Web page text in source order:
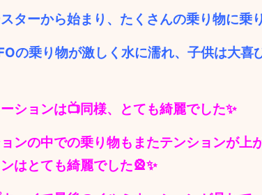
ターから始まり、たくさんの乗り物に乗
の乗り物が激しく水に濡れ、子供は大喜
ションは📺同様、とても綺麗でした✨
ンの中での乗り物もまたテンションが上
はとても綺麗でした🎡✨